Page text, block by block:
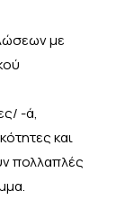
με
-ά,
και
πολλαπλές